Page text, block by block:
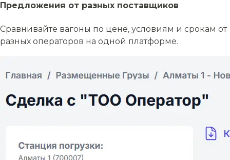
Предложения от разных поставщиков
Сравнивайте вагоны по цене, условиям и срокам от
разных операторов на одной платформе.